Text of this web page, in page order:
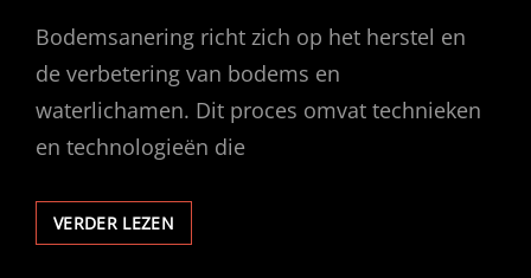
Bodemsanering richt zich op het herstel en
de verbetering van bodems en
waterlichamen. Dit proces omvat technieken
en technologieën die
VERDER LEZEN
OPLOSSINGEN